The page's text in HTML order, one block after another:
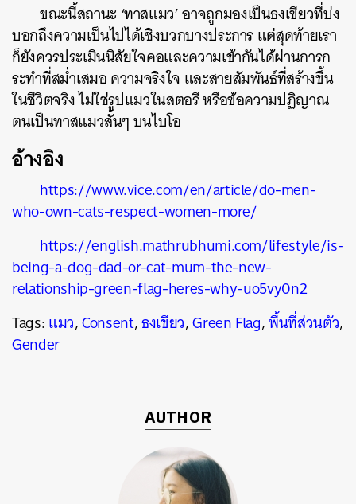
ขณะนี้สถานะ ‘ทาสแมว’ อาจถูกมองเป็นธงเขียวที่บ่ง
บอกถึงความเป็นไปได้เชิงบวกบางประการ แต่สุดท้ายเรา
ก็ยังควรประเมินนิสัยใจคอและความเข้ากันได้ผ่านการก
ระทำที่สม่ำเสมอ ความจริงใจ และสายสัมพันธ์ที่สร้างขึ้น
ในชีวิตจริง ไม่ใช่รูปแมวในสตอรี หรือข้อความปฏิญาณ
ตนเป็นทาสแมวสั้นๆ บนไบโอ
อ้างอิง
https://www.vice.com/en/article/do-men-
who-own-cats-respect-women-more/
https://english.mathrubhumi.com/lifestyle/is-
being-a-dog-dad-or-cat-mum-the-new-
relationship-green-flag-heres-why-uo5vy0n2
Tags:แมว,Consent,ธงเขียว,Green Flag,พื้นที่ส่วนตัว,
Gender
AUTHOR